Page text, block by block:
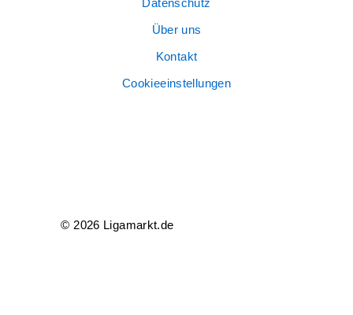
Datenschutz
Über uns
Kontakt
Cookieeinstellungen
© 2026 Ligamarkt.de